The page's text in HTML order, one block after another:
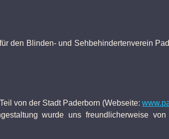
den Blinden- und Sehbehindertenverein
von der Stadt Paderborn (Webseite:
wurde uns freundlicherweise